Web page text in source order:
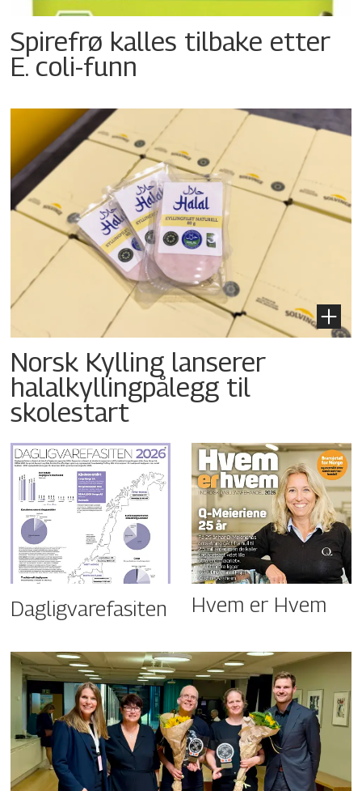
Spirefrø kalles tilbake etter
E. coli-funn
Norsk Kylling lanserer
halalkyllingpålegg til
skolestart
Dagligvarefasiten Hvem er Hvem